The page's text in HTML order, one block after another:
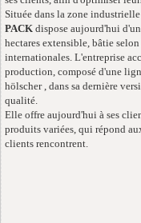
Située dans la zone
PACK dispose aujourd'hui
hectares extensible, bâtie
internationales. L'entreprise
production, composé d'une
hölscher , dans sa dernière
qualité.
Elle offre aujourd'hui à ses
produits variées, qui répond
clients rencontrent.